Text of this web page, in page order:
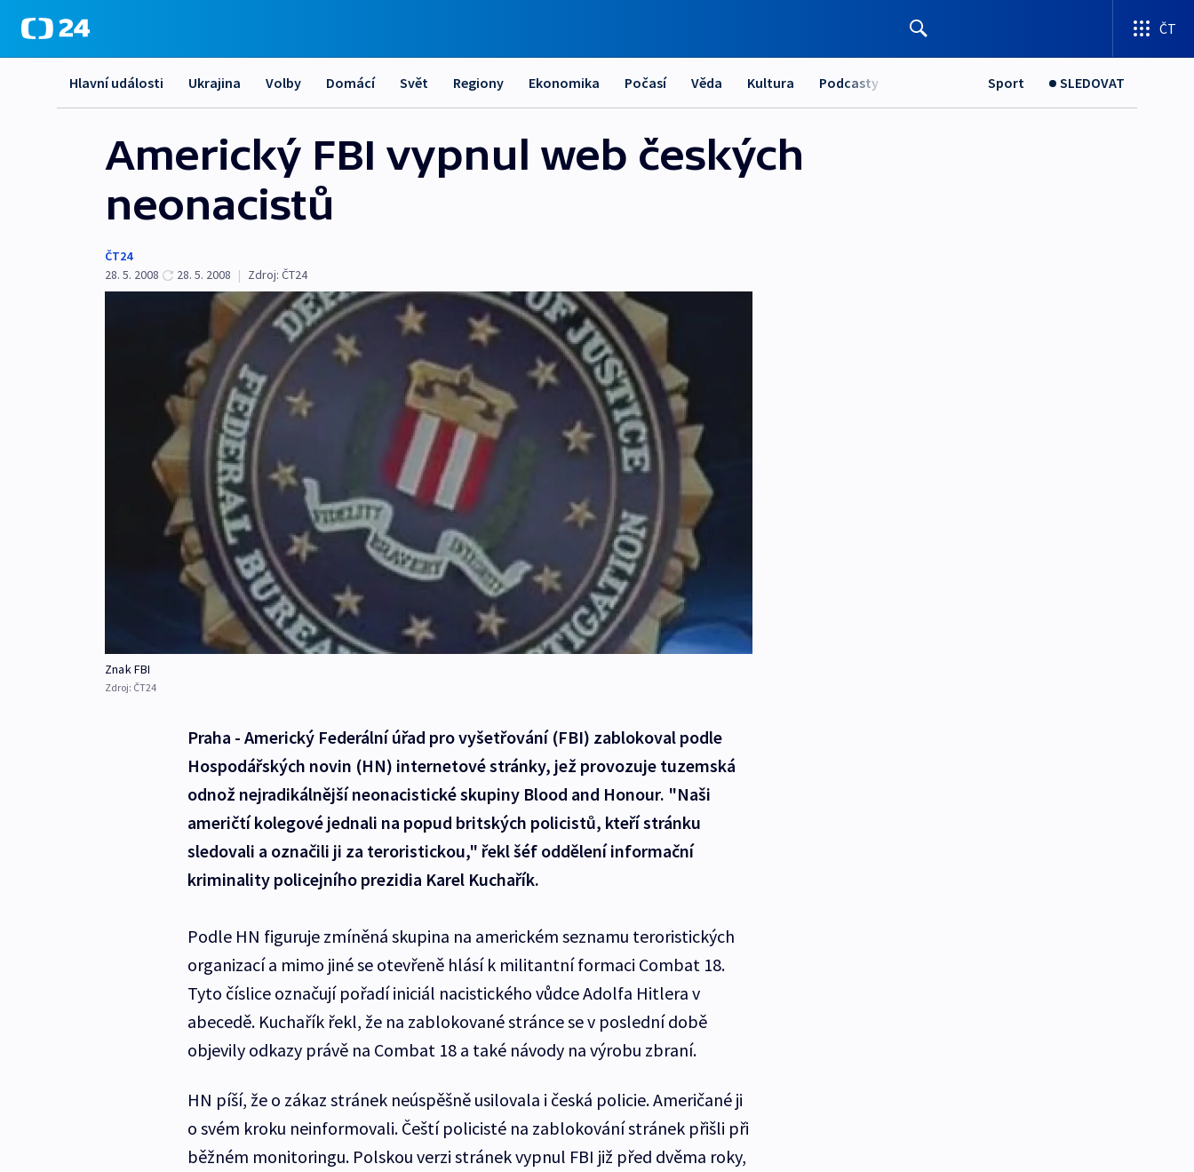
ČT
Hlavní události Ukrajina Volby Domácí Svět Regiony Ekonomika Počasí Věda Kultura Podcasty Sport SLEDOVAT
Americký FBI vypnul web českých
neonacistů
ČT24
28. 5. 2008
28. 5. 2008 | Zdroj: ČT24
Znak FBI
Zdroj: ČT24
Praha - Americký Federální úřad pro vyšetřování (FBI) zablokoval podle
Hospodářských novin (HN) internetové stránky, jež provozuje tuzemská
odnož nejradikálnější neonacistické skupiny Blood and Honour. "Naši
američtí kolegové jednali na popud britských policistů, kteří stránku
sledovali a označili ji za teroristickou," řekl šéf oddělení informační
kriminality policejního prezidia Karel Kuchařík.
Podle HN figuruje zmíněná skupina na americkém seznamu teroristických
organizací a mimo jiné se otevřeně hlásí k militantní formaci Combat 18.
Tyto číslice označují pořadí iniciál nacistického vůdce Adolfa Hitlera v
abecedě. Kuchařík řekl, že na zablokované stránce se v poslední době
objevily odkazy právě na Combat 18 a také návody na výrobu zbraní.
HN píší, že o zákaz stránek neúspěšně usilovala i česká policie. Američané ji
o svém kroku neinformovali. Čeští policisté na zablokování stránek přišli při
běžném monitoringu. Polskou verzi stránek vypnul FBI již před dvěma roky,